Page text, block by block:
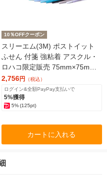
10％OFFクーポン
スリーエム(3M) ポストイット
ふせん 付箋 強粘着 アスクル・
ロハコ限定販売 75mm×75mm
マルチカラー全色パック 1箱（2
3冊入） 限定
2,756円 （税込）
ログイン&全額PayPay支払いで
5%獲得
5% (125pt)
カートに入れる